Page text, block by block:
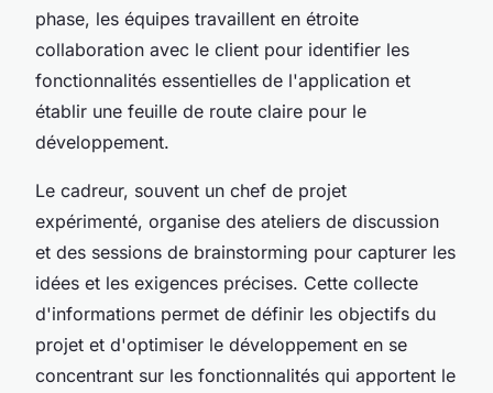
phase, les équipes travaillent en étroite
collaboration avec le client pour identifier les
fonctionnalités essentielles de l'application et
établir une feuille de route claire pour le
développement.
Le cadreur, souvent un chef de projet
expérimenté, organise des ateliers de discussion
et des sessions de brainstorming pour capturer les
idées et les exigences précises. Cette collecte
d'informations permet de définir les objectifs du
projet et d'optimiser le développement en se
concentrant sur les fonctionnalités qui apportent le